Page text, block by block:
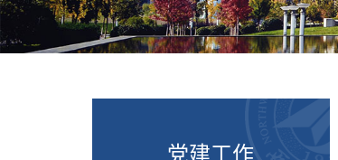
党建工作